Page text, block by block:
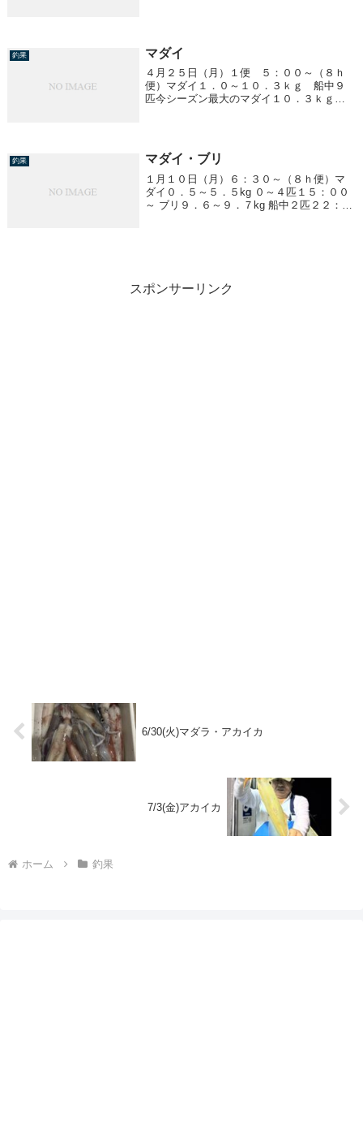
釣果 マダイ
４月２５日（月）１便 ５：００～（８ｈ
便）マダイ１．０～１０．３ｋｇ 船中９
匹今シーズン最大のマダイ１０．３ｋｇが
釣果 マダイ・ブリ
１月１０日（月）６：３０～（８ｈ便）マ
ダイ０．５～５．５kg ０～４匹１５：００
～ ブリ９．６～９．７kg 船中２匹２２：０
スポンサーリンク
6/30(火)マダラ・アカイカ
7/3(金)アカイカ
ホーム 釣果